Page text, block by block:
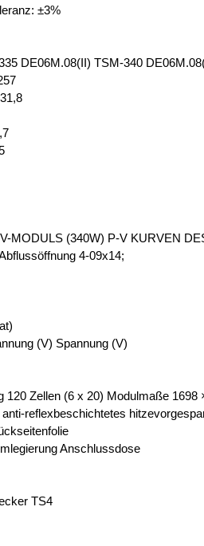
±3%
DE06M.08(II) TSM-340
MODULS (340W) P-V KURVEN
4-09x14;
(V) Spannung (V)
120 Zellen (6 x 20) Modulmaße
reflexbeschichtetes
Anschlussdose
TS4